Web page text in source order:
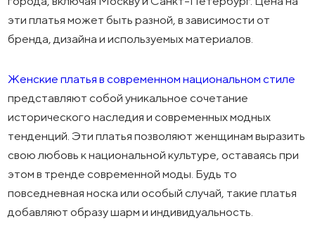
эти платья может быть разной, в зависимости от
бренда, дизайна и используемых материалов.
Женские платья в современном национальном стиле
представляют собой уникальное сочетание
исторического наследия и современных модных
тенденций. Эти платья позволяют женщинам выразить
свою любовь к национальной культуре, оставаясь при
этом в тренде современной моды. Будь то
повседневная носка или особый случай, такие платья
добавляют образу шарм и индивидуальность.